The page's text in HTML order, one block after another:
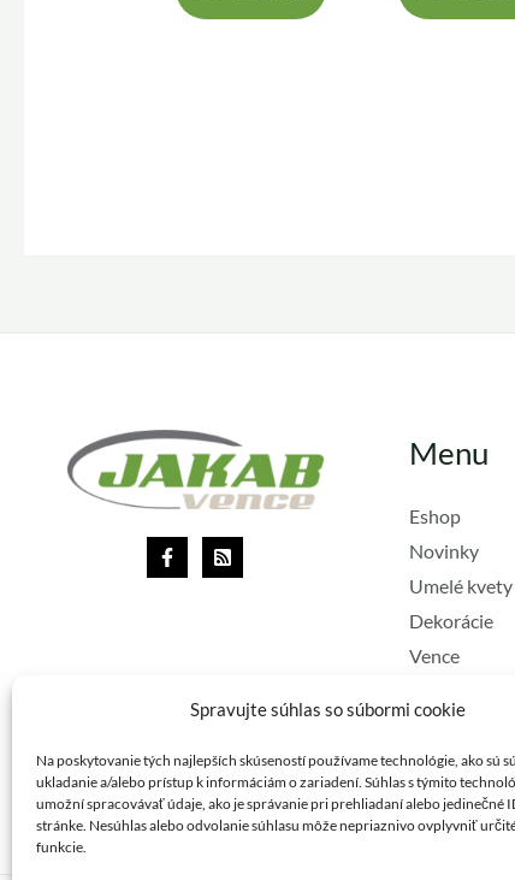
Spravujte súhlas so súbormi cookie
Na poskytovanie tých najlepších skúseností používame technológie, ako sú
ukladanie a/alebo prístup k informáciám o zariadení. Súhlas s týmito
umožní spracovávať údaje, ako je správanie pri prehliadaní alebo jedinečné
stránke. Nesúhlas alebo odvolanie súhlasu môže nepriaznivo ovplyvniť
funkcie.
Menu
Eshop
Novinky
Umelé kvety
Dekorácie
Vence
Vianoce